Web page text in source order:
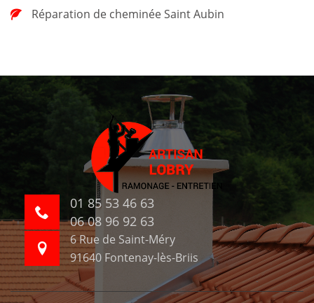
Réparation de cheminée Saint Aubin
01 85 53 46 63
06 08 96 92 63
6 Rue de Saint-Méry
91640 Fontenay-lès-Briis